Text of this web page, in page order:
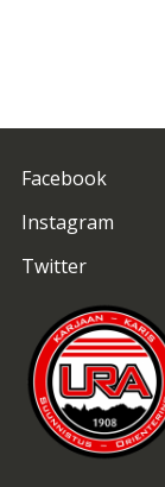
Facebook
Instagram
Twitter